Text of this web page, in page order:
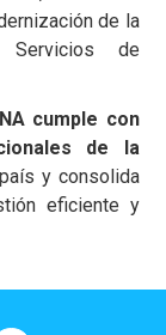
de la
Servicios de
cumple con
de la
y consolida
eficiente y